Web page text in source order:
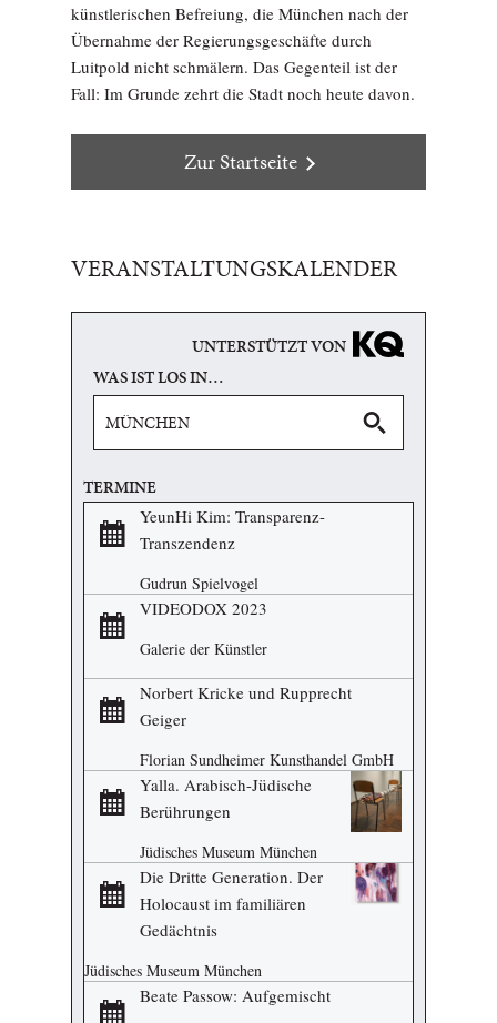
künstlerischen Befreiung, die München nach der
Übernahme der Regierungsgeschäfte durch
Luitpold nicht schmälern. Das Gegenteil ist der
Fall: Im Grunde zehrt die Stadt noch heute davon.
Zur Startseite
VERANSTALTUNGSKALENDER
UNTERSTÜTZT VON
WAS IST LOS IN…
TERMINE
YeunHi Kim: Transparenz-
Transzendenz
Gudrun Spielvogel
VIDEODOX 2023
Galerie der Künstler
Norbert Kricke und Rupprecht
Geiger
Florian Sundheimer Kunsthandel GmbH
Yalla. Arabisch-Jüdische
Berührungen
Jüdisches Museum München
Die Dritte Generation. Der
Holocaust im familiären
Gedächtnis
Jüdisches Museum München
Beate Passow: Aufgemischt